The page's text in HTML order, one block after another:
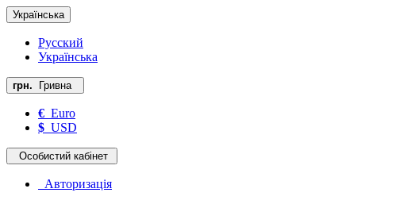
Українська
Русский
Українська
грн. Гривна
€ Euro
$ USD
Особистий кабінет
Авторизація